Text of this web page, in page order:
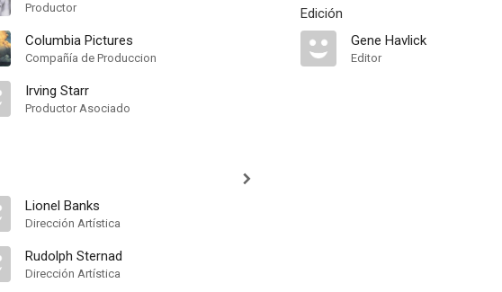
Productor
Columbia Pictures
Compañía de Produccion
Irving Starr
Productor Asociado
Lionel Banks
Dirección Artística
Rudolph Sternad
Dirección Artística
Edición
Gene Havlick
Editor